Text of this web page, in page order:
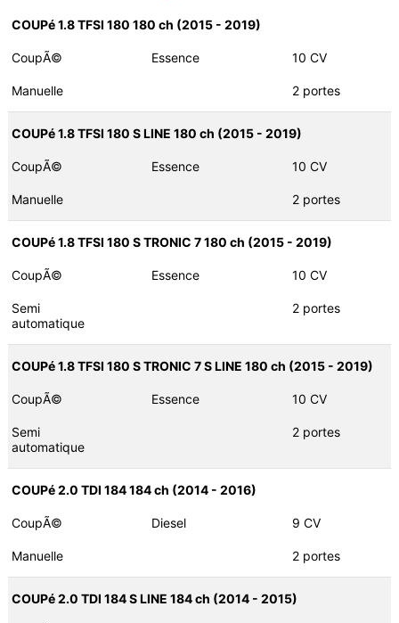
COUPé 1.8 TFSI 180 180 ch (2015 - 2019)
CoupÃ© Essence 10 CV
Manuelle 2 portes
COUPé 1.8 TFSI 180 S LINE 180 ch (2015 - 2019)
CoupÃ© Essence 10 CV
Manuelle 2 portes
COUPé 1.8 TFSI 180 S TRONIC 7 180 ch (2015 - 2019)
CoupÃ© Essence 10 CV
Semi
automatique
2 portes
COUPé 1.8 TFSI 180 S TRONIC 7 S LINE 180 ch (2015 - 2019)
CoupÃ© Essence 10 CV
Semi
automatique
2 portes
COUPé 2.0 TDI 184 184 ch (2014 - 2016)
CoupÃ© Diesel 9 CV
Manuelle 2 portes
COUPé 2.0 TDI 184 S LINE 184 ch (2014 - 2015)